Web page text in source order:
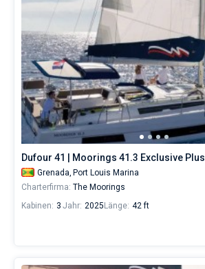
Dufour 41 | Moorings 41.3 Exclusive Plus
Grenada, Port Louis Marina
Charterfirma: The Moorings
Kabinen: 3 Jahr: 2025 Länge: 42 ft